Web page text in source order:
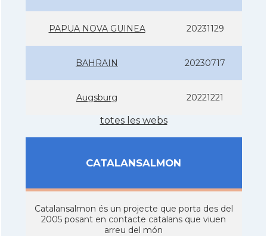
PAPUA NOVA GUINEA 20231129
BAHRAIN 20230717
Augsburg 20221221
totes les webs
CATALANSALMON
Catalansalmon és un projecte que porta des del
2005 posant en contacte catalans que viuen
arreu del món